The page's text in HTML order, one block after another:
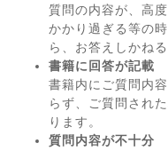
質問の内容が、高
かかり過ぎる等の
ら、お答えしかね
書籍に回答が記載
書籍内にご質問内
らず、ご質問され
ります。
質問内容が不十分